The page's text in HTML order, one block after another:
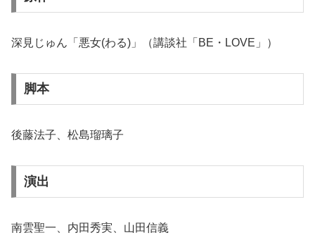
深見じゅん「悪女(わる)」（講談社「BE・LOVE」）
脚本
後藤法子、松島瑠璃子
演出
南雲聖一、内田秀実、山田信義